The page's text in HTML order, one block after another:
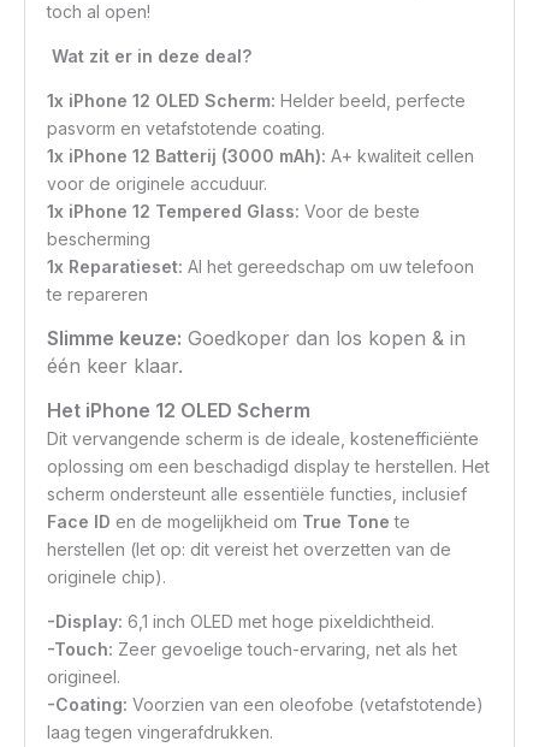
toch al open!
Wat zit er in deze deal?
1x iPhone 12 OLED Scherm: Helder beeld, perfecte
pasvorm en vetafstotende coating.
1x iPhone 12 Batterij (3000 mAh): A+ kwaliteit cellen
voor de originele accuduur.
1x iPhone 12 Tempered Glass:Voor de beste
bescherming
1x Reparatieset:Al het gereedschap om uw telefoon
te repareren
Slimme keuze: Goedkoper dan los kopen & in
één keer klaar.
Het iPhone 12 OLED Scherm
Dit vervangende scherm is de ideale, kostenefficiënte
oplossing om een beschadigd display te herstellen. Het
scherm ondersteunt alle essentiële functies, inclusief
Face ID en de mogelijkheid om True Tone te
herstellen (let op: dit vereist het overzetten van de
originele chip).
-Display: 6,1 inch OLED met hoge pixeldichtheid.
-Touch: Zeer gevoelige touch-ervaring, net als het
origineel.
-Coating: Voorzien van een oleofobe (vetafstotende)
laag tegen vingerafdrukken.